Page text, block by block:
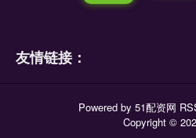
友情链接：
Powered by51配资网
Copyright©